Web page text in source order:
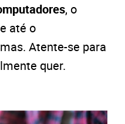
, o
até o
Atente-se para
quer.